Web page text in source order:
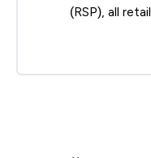
(RSP), all